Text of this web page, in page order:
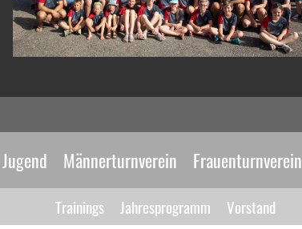
Jugend Männerturnverein Frauenturnverein
Trainings Jahresprogramm Vorstand